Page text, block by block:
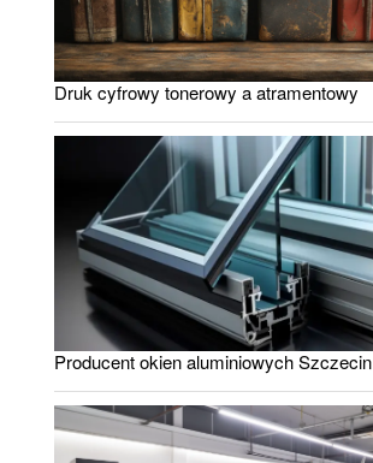
Druk cyfrowy tonerowy a atramentowy
Producent okien aluminiowych Szczecin